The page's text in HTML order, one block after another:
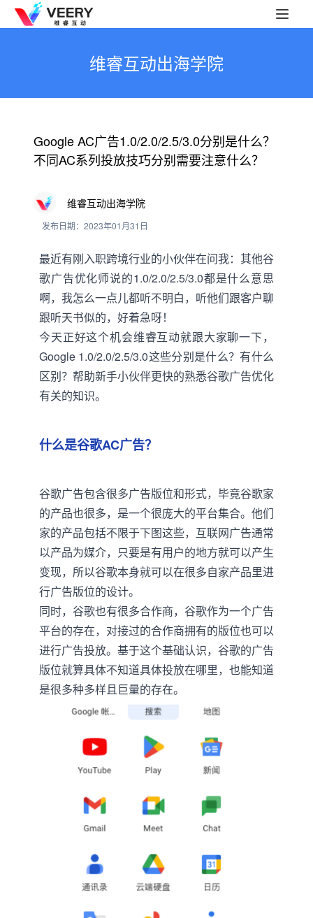
维睿互动出海学院
Google AC广告1.0/2.0/2.5/3.0分别是什么？
不同AC系列投放技巧分别需要注意什么？
维睿互动出海学院
发布日期：2023年01月31日
最近有刚入职跨境行业的小伙伴在问我：其他谷
歌广告优化师说的1.0/2.0/2.5/3.0都是什么意思
啊，我怎么一点儿都听不明白，听他们跟客户聊
跟听天书似的，好着急呀！
今天正好这个机会维睿互动就跟大家聊一下，
Google 1.0/2.0/2.5/3.0这些分别是什么？有什么
区别？帮助新手小伙伴更快的熟悉谷歌广告优化
有关的知识。
什么是谷歌AC广告？
谷歌广告包含很多广告版位和形式，毕竟谷歌家
的产品也很多，是一个很庞大的平台集合。他们
家的产品包括不限于下图这些，互联网广告通常
以产品为媒介，只要是有用户的地方就可以产生
变现，所以谷歌本身就可以在很多自家产品里进
行广告版位的设计。
同时，谷歌也有很多合作商，谷歌作为一个广告
平台的存在，对接过的合作商拥有的版位也可以
进行广告投放。基于这个基础认识，谷歌的广告
版位就算具体不知道具体投放在哪里，也能知道
是很多种多样且巨量的存在。